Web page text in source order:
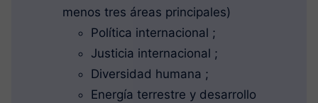
menos tres áreas principales)
Política internacional ;
Justicia internacional ;
Diversidad humana ;
Energía terrestre y desarrollo